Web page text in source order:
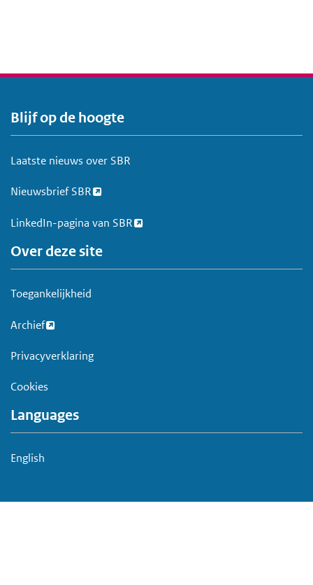
V
o
e
Blijf op de hoogte
Laatste nieuws over SBR
Nieuwsbrief SBR
LinkedIn-pagina van SBR
Over deze site
Toegankelijkheid
Archief
Privacyverklaring
Cookies
Languages
English